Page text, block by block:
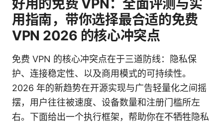
好用的免费 VPN：全面评测与实
用指南，带你选择最合适的免费
VPN 2026 的核心冲突点
免费 VPN 的核心冲突点在于三道防线：隐私保
护、连接稳定性、以及商用模式的可持续性。
2026 年的新趋势在开源实现与广告轻量化之间摇
摆，用户往往被速度、设备数量和注册门槛所左
右。下面给出一个执行框架，帮助你在不牺牲隐私